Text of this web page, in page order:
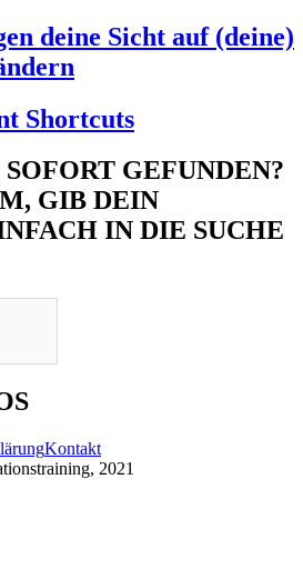
deine Sicht auf (deine)
Shortcuts
GEFUNDEN?
GIB DEIN
IN DIE SUCHE
Kontakt
2021